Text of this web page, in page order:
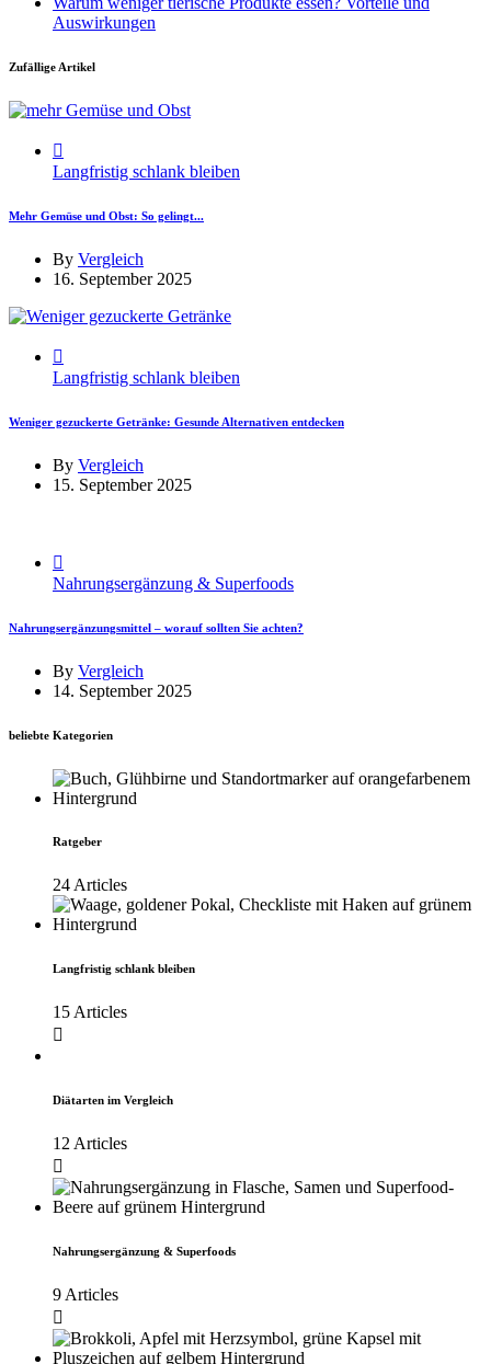
Auswirkungen
Zufällige Artikel
Langfristig schlank bleiben
Mehr Gemüse und Obst: So gelingt...
By Vergleich
16. September 2025
Langfristig schlank bleiben
Weniger gezuckerte Getränke: Gesunde Alternativen entdecken
By Vergleich
15. September 2025
Nahrungsergänzung & Superfoods
Nahrungsergänzungsmittel – worauf sollten Sie achten?
By Vergleich
14. September 2025
beliebte Kategorien
Ratgeber
24 Articles
Langfristig schlank bleiben
15 Articles
Diätarten im Vergleich
12 Articles
Nahrungsergänzung & Superfoods
9 Articles